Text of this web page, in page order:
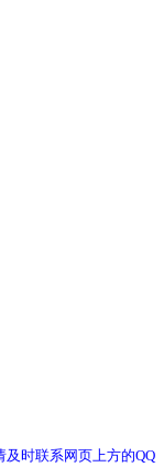
时联系网页上方的QQ